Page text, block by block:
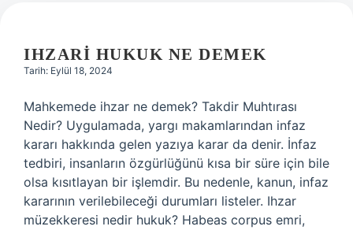
IHZARI HUKUK NE DEMEK
Tarih: Eylül 18, 2024
Mahkemede ihzar ne demek? Takdir Muhtırası
Nedir? Uygulamada, yargı makamlarından infaz
kararı hakkında gelen yazıya karar da denir. İnfaz
tedbiri, insanların özgürlüğünü kısa bir süre için bile
olsa kısıtlayan bir işlemdir. Bu nedenle, kanun, infaz
kararının verilebileceği durumları listeler. Ihzar
müzekkeresi nedir hukuk? Habeas corpus emri,